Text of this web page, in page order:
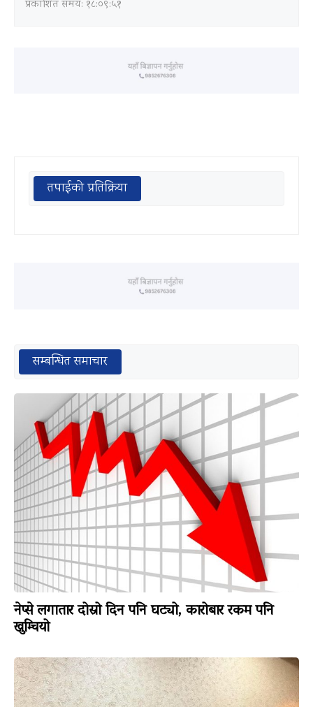
प्रकाशित समय: १८:०९:५१
तपाईको प्रतिक्रिया
सम्बन्धित समाचार
नेप्से लगातार दोस्रो दिन पनि घट्यो, कारोबार रकम पनि
खुम्चियो